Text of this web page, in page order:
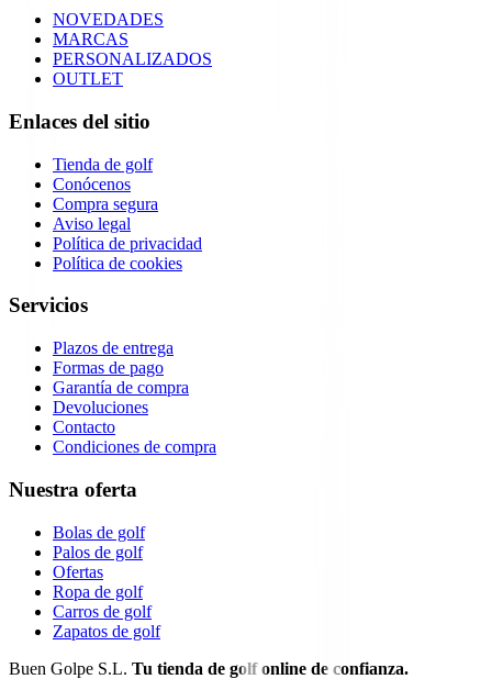
NOVEDADES
MARCAS
PERSONALIZADOS
OUTLET
Enlaces del sitio
Tienda de golf
Conócenos
Compra segura
Aviso legal
Política de privacidad
Política de cookies
Servicios
Plazos de entrega
Formas de pago
Garantía de compra
Devoluciones
Contacto
Condiciones de compra
Nuestra oferta
Bolas de golf
Palos de golf
Ofertas
Ropa de golf
Carros de golf
Zapatos de golf
Buen Golpe S.L. Tu tienda de golf online de confianza.